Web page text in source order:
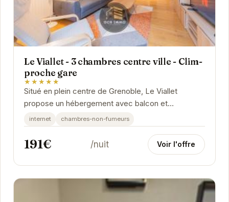
Le Viallet - 3 chambres centre ville - Clim-
proche gare
★★★★★
Situé en plein centre de Grenoble, Le Viallet
propose un hébergement avec balcon et
connexion Wi-Fi gratuite. Vous séjournerez à 2,6
km du stade...
internet chambres-non-fumeurs
191€ /nuit Voir l'offre